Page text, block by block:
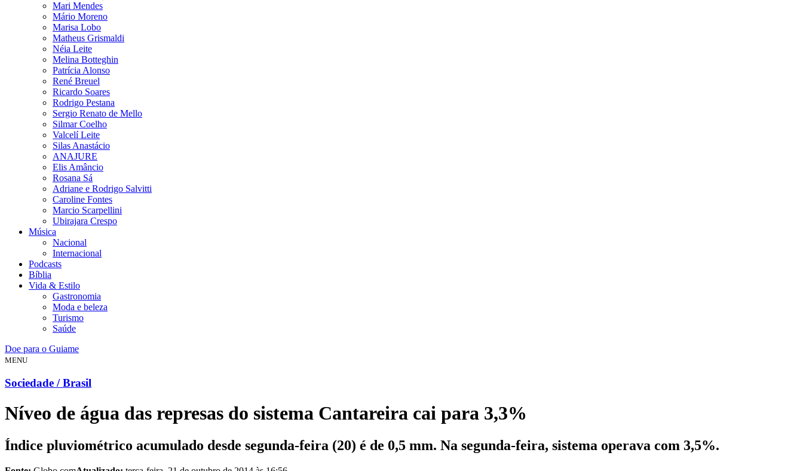
Mari Mendes
Mário Moreno
Marisa Lobo
Matheus Grismaldi
Néia Leite
Melina Botteghin
Patrícia Alonso
René Breuel
Ricardo Soares
Rodrigo Pestana
Sergio Renato de Mello
Silmar Coelho
Valcelí Leite
Silas Anastácio
ANAJURE
Elis Amâncio
Rosana Sá
Adriane e Rodrigo Salvitti
Caroline Fontes
Marcio Scarpellini
Ubirajara Crespo
Música
Nacional
Internacional
Podcasts
Bíblia
Vida & Estilo
Gastronomia
Moda e beleza
Turismo
Saúde
Doe para o Guiame
MENU
Sociedade / Brasil
Níveo de água das represas do sistema Cantareira cai para 3,3%
Índice pluviométrico acumulado desde segunda-feira (20) é de 0,5 mm. Na segunda-feira, sistema operava com 3,5%.